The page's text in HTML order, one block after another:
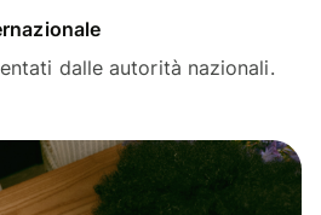
dalle autorità nazionali.